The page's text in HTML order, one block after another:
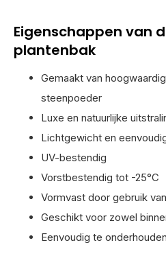
Eigenschappen van
plantenbak
Gemaakt van
steenpoeder
Luxe en natuurlijke
Lichtgewicht en
UV-bestendig
Vorstbestendig tot -25°C
Vormvast door gebruik
Geschikt voor zowel
Eenvoudig te onderhouden